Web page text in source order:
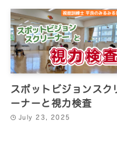
スポットビジョンスク
ーナーと視力検査
July 23, 2025